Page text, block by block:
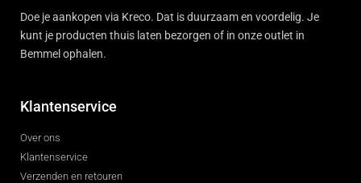
Doe je aankopen via Kreco. Dat is duurzaam en voordelig. Je
kunt je producten thuis laten bezorgen of in onze outlet in
Bemmel ophalen.
Klantenservice
Over ons
Klantenservice
Verzenden en retouren